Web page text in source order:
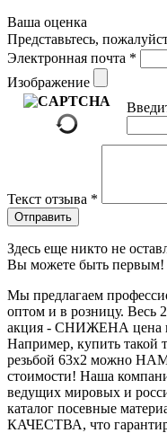
Ваша оценка
Представьтесь,
Электронная почта *
Изображение
Текст отзыва *
Отправить
Здесь еще никто не
Вы можете быть первым!
Мы предлагаем
оптом и в розницу. Весь
акция - СНИЖЕНА цена
Например, купить такой
резьбой 63х2 можно
стоимости! Наша
ведущих мировых и
каталог посевные
КАЧЕСТВА, что